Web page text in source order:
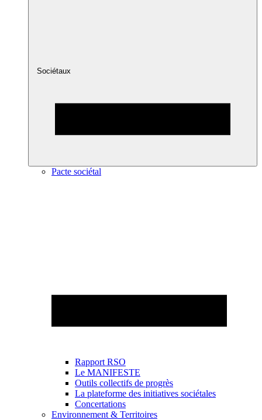
Sociétaux
Pacte sociétal
Rapport RSO
Le MANIFESTE
Outils collectifs de progrès
La plateforme des initiatives sociétales
Concertations
Environnement & Territoires